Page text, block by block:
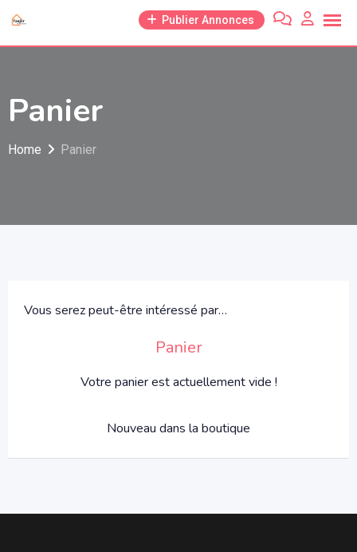
content
Publier Annonces
Panier
Home Panier
Vous serez peut-être intéressé par…
Panier
Votre panier est actuellement vide !
Nouveau dans la boutique